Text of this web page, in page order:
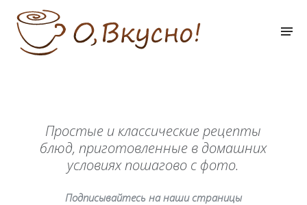
Простые и классические рецепты
блюд, приготовленные в домашних
условиях пошагово с фото.
Подписывайтесь на наши страницы